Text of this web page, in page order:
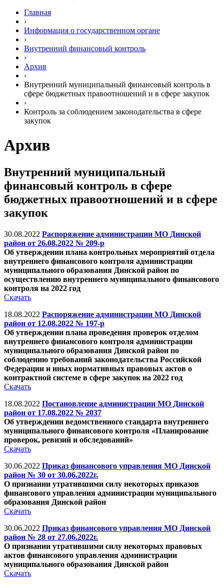
Главная
›
Информация о государственном органе
›
Внутренний финансовый контроль
›
Архив
›
Внутренний муниципальный финансовый контроль в
сфере бюджетных правоотношений и в сфере закупок
›
Контроль за соблюдением законодательства в сфере
закупок
Архив
Внутренний муниципальный
финансовый контроль в сфере
бюджетных правоотношений и в сфере
закупок
30.08.2022 Распоряжение администрации МО Динской
район от 26.08.2022 № 209-р
Об утверждении плана контрольных мероприятий отдела
внутреннего финансового контроля администрации
муниципального образования Динской район по
осуществлению внутреннего муниципального финансового
контроля на 2022 год
Скачать
18.08.2022 Распоряжение администрации МО Динской
район от 12.08.2022 № 197-р
Об утверждении плана проведения проверок отделом
внутреннего финансового контроля администрации
муниципального образования Динской район по
соблюдению требований законодательства Российской
Федерации и иных нормативных правовых актов о
контрактной системе в сфере закупок на 2022 год
Скачать
18.08.2022 Постановление администрации МО Динской
район от 17.08.2022 № 2037
Об утверждении ведомственного стандарта внутреннего
муниципального финансового контроля «Планирование
проверок, ревизий и обследований»
Скачать
30.06.2022 Приказ финансового управления МО Динской
район № 30 от 30.06.2022г.
О признании утратившими силу некоторых приказов
финансового управления администрации муниципального
образования Динской район
Скачать
30.06.2022 Приказ финансового управления МО Динской
район № 28 от 27.06.2022г.
О признании утратившими силу некоторых правовых
актов финансового управления администрации
муниципального образования Динской район
Скачать